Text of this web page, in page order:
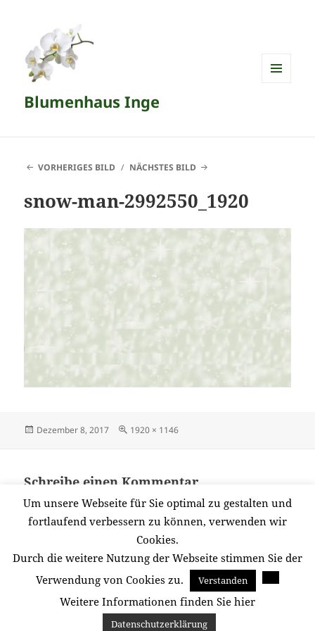
Blumenhaus Inge
VORHERIGES BILD NÄCHSTES BILD
snow-man-2992550_1920
Veröffentlicht
Dezember 8, 2017 Originalgröße
1920 × 1146
Schreibe einen Kommentar
Du musstangemeldetsein, um einen Kommentar
abzugeben.
Beitragsnavigation
VERÖFFENTLICHT IN
snow-man-2992550_1920
Um unsere Webseite für Sie optimal zu gestalten und
fortlaufend verbessern zu können, verwenden wir
Cookies.
Durch die weitere Nutzung der Webseite stimmen Sie der
Verwendung von Cookies zu.
Verstanden
Weitere Informationen finden Sie hier
Datenschutzerklärung